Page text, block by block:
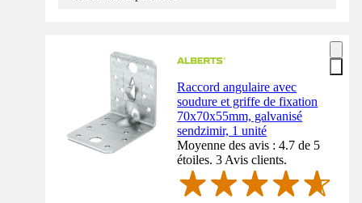
Raccord angulaire avec
soudure et griffe de fixation
70x70x55mm, galvanisé
sendzimir, 1 unité
Moyenne des avis : 4.7 de 5
étoiles. 3 Avis clients.